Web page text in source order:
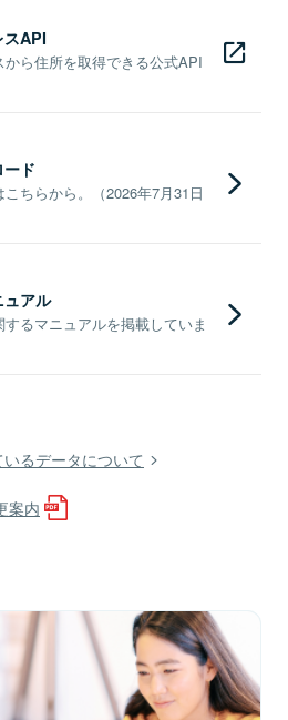
スAPI
ら住所を取得できる公式API
ド
ちらから。（2026年7月31日
アル
るマニュアルを掲載していま
るデータについて
案内